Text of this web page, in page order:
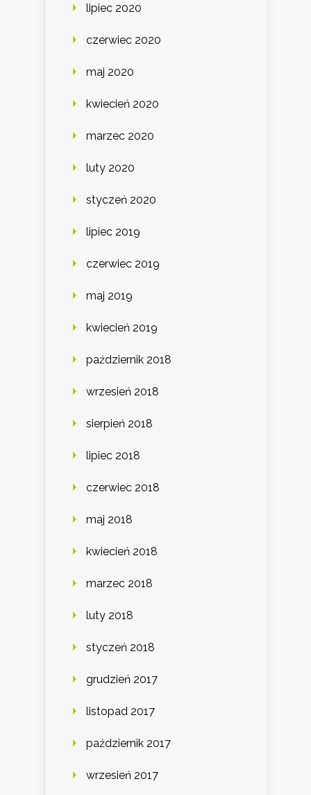
lipiec 2020
czerwiec 2020
maj 2020
kwiecień 2020
marzec 2020
luty 2020
styczeń 2020
lipiec 2019
czerwiec 2019
maj 2019
kwiecień 2019
październik 2018
wrzesień 2018
sierpień 2018
lipiec 2018
czerwiec 2018
maj 2018
kwiecień 2018
marzec 2018
luty 2018
styczeń 2018
grudzień 2017
listopad 2017
październik 2017
wrzesień 2017